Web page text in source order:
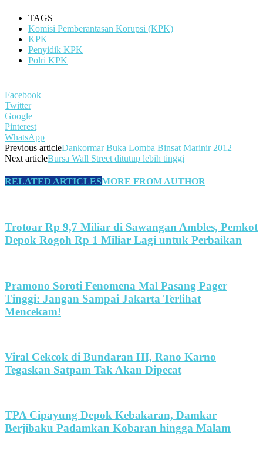
TAGS
Komisi Pemberantasan Korupsi (KPK)
KPK
Penyidik KPK
Polri KPK
Facebook
Twitter
Google+
Pinterest
WhatsApp
Previous articleDankormar Buka Lomba Binsat Marinir 2012
Next articleBursa Wall Street ditutup lebih tinggi
RELATED ARTICLESMORE FROM AUTHOR
Trotoar Rp 9,7 Miliar di Sawangan Ambles, Pemkot
Depok Rogoh Rp 1 Miliar Lagi untuk Perbaikan
Pramono Soroti Fenomena Mal Pasang Pager
Tinggi: Jangan Sampai Jakarta Terlihat
Mencekam!
Viral Cekcok di Bundaran HI, Rano Karno
Tegaskan Satpam Tak Akan Dipecat
TPA Cipayung Depok Kebakaran, Damkar
Berjibaku Padamkan Kobaran hingga Malam